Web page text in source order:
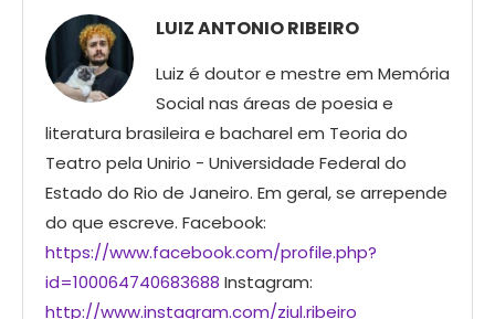
LUIZ ANTONIO RIBEIRO
Luiz é doutor e mestre em Memória
Social nas áreas de poesia e
literatura brasileira e bacharel em Teoria do
Teatro pela Unirio - Universidade Federal do
Estado do Rio de Janeiro. Em geral, se arrepende
do que escreve. Facebook:
https://www.facebook.com/profile.php?
id=100064740683688 Instagram:
http://www.instagram.com/ziul.ribeiro